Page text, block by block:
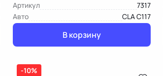
Артикул
7317
Авто
CLA C117
В корзину
-10%